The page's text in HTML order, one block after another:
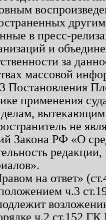
в пресс-
и
за
массовой
Постановления
применения
вытекающим
не
Закона РФ «О
на ответ»
ч.3
ч.2 ст.152